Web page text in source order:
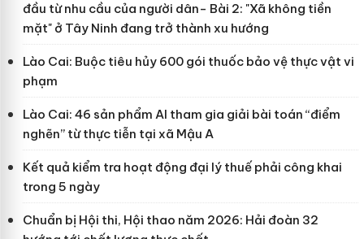
đầu từ nhu cầu của người dân- Bài 2: "Xã không tiền
mặt" ở Tây Ninh đang trở thành xu hướng
Lào Cai: Buộc tiêu hủy 600 gói thuốc bảo vệ thực vật vi
phạm
Lào Cai: 46 sản phẩm AI tham gia giải bài toán “điểm
nghẽn” từ thực tiễn tại xã Mậu A
Kết quả kiểm tra hoạt động đại lý thuế phải công khai
trong 5 ngày
Chuẩn bị Hội thi, Hội thao năm 2026: Hải đoàn 32